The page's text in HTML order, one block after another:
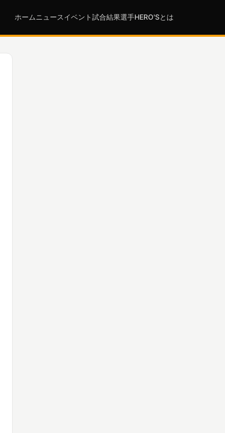
ホーム ニュースイベント試合結果選手HERO'Sとは